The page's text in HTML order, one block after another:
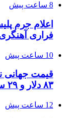
8 ساعت پیش
اعلام جرم
فراری
10 ساعت پیش
۸۳ دلار و ۲۹ سنت
12 ساعت پیش